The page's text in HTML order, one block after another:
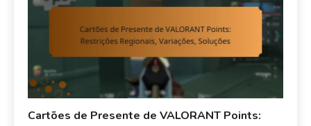
Cartões de Presente de VALORANT Points: